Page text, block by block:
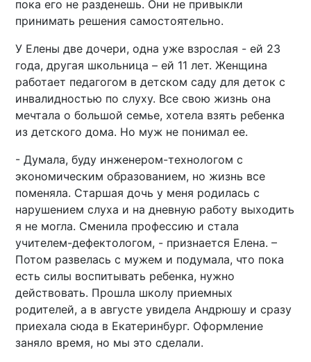
пока его не разденешь. Они не привыкли
принимать решения самостоятельно.
У Елены две дочери, одна уже взрослая - ей 23
года, другая школьница – ей 11 лет. Женщина
работает педагогом в детском саду для деток с
инвалидностью по слуху. Все свою жизнь она
мечтала о большой семье, хотела взять ребенка
из детского дома. Но муж не понимал ее.
- Думала, буду инженером-технологом с
экономическим образованием, но жизнь все
поменяла. Старшая дочь у меня родилась с
нарушением слуха и на дневную работу выходить
я не могла. Сменила профессию и стала
учителем-дефектологом, - признается Елена. –
Потом развелась с мужем и подумала, что пока
есть силы воспитывать ребенка, нужно
действовать. Прошла школу приемных
родителей, а в августе увидела Андрюшу и сразу
приехала сюда в Екатеринбург. Оформление
заняло время, но мы это сделали.